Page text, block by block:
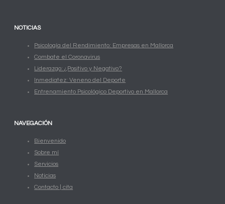
NOTICIAS
Psicología del Rendimiento: Empresas en Mallorca
Combate el Coronavirus
Liderazgo: ¿Positivo y Negativo?
Inmediatez: Veneno del Deporte
Entrenamiento Psicológico Deportivo en Mallorca
NAVEGACIÓN
Bienvenido
Sobre mí
Servicios
Noticias
Contacto | cita